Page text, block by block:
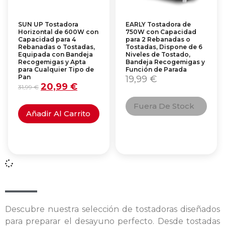
SUN UP Tostadora
Horizontal de 600W con
Capacidad para 4
Rebanadas o Tostadas,
Equipada con Bandeja
Recogemigas y Apta
para Cualquier Tipo de
Pan
31,99€ 20,99 €
Añadir Al Carrito
EARLY Tostadora de
750W con Capacidad
para 2 Rebanadas o
Tostadas, Dispone de 6
Niveles de Tostado,
Bandeja Recogemigas y
Función de Parada
19,99 €
Fuera De Stock
Descubre nuestra selección de tostadoras diseñados
para preparar el desayuno perfecto. Desde tostadas